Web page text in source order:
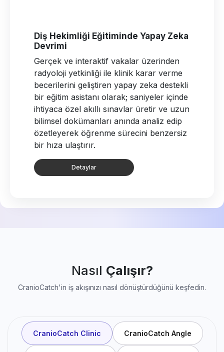
Diş Hekimliği Eğitiminde Yapay Zeka
Devrimi
Gerçek ve interaktif vakalar üzerinden
radyoloji yetkinliği ile klinik karar verme
becerilerini geliştiren yapay zeka destekli
bir eğitim asistanı olarak; saniyeler içinde
ihtiyaca özel akıllı sınavlar üretir ve uzun
bilimsel dokümanları anında analiz edip
özetleyerek öğrenme sürecini benzersiz
bir hıza ulaştırır.
Detaylar
Nasıl Çalışır?
CranioCatch'in iş akışınızı nasıl dönüştürdüğünü keşfedin.
CranioCatch Clinic CranioCatch Angle